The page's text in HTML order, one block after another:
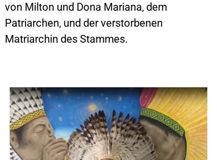
von Milton und Dona Mariana, dem
Patriarchen, und der verstorbenen
Matriarchin des Stammes.